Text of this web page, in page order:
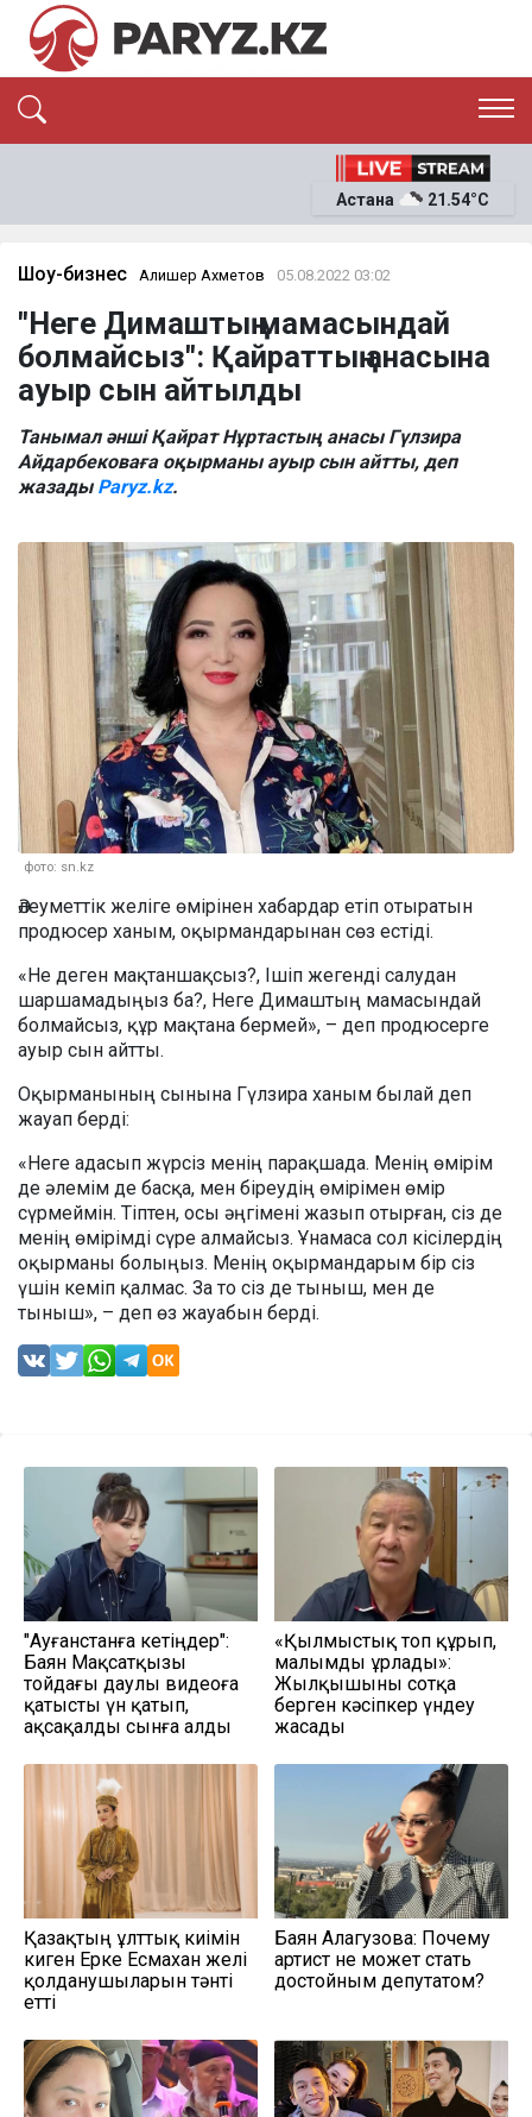
ЭКОНОМИКА
ОҚИҒА
News
Астана 21.54°C
Шоу-бизнес Алишер Ахметов 05.08.2022 03:02
"Неге Димаштың мамасындай
болмайсыз": Қайраттың анасына
ауыр сын айтылды
Танымал әнші Қайрат Нұртастың анасы Гүлзира
Айдарбековаға оқырманы ауыр сын айтты, деп
жазады Paryz.kz.
фото: sn.kz
Әлеуметтік желіге өмірінен хабардар етіп отыратын
продюсер ханым, оқырмандарынан сөз естіді.
«Не деген мақтаншақсыз?, Ішіп жегенді салудан
шаршамадыңыз ба?, Неге Димаштың мамасындай
болмайсыз, құр мақтана бермей», – деп продюсерге
ауыр сын айтты.
Оқырманының сынына Гүлзира ханым былай деп
жауап берді:
«Неге адасып жүрсіз менің парақшада. Менің өмірім
де әлемім де басқа, мен біреудің өмірімен өмір
сүрмеймін. Тіптен, осы әңгімені жазып отырған, сіз де
менің өмірімді сүре алмайсыз. Ұнамаса сол кісілердің
оқырманы болыңыз. Менің оқырмандарым бір сіз
үшін кеміп қалмас. За то сіз де тыныш, мен де
тыныш», – деп өз жауабын берді.
"Ауғанстанға кетіңдер":
Баян Мақсатқызы
тойдағы даулы видеоға
қатысты үн қатып,
ақсақалды сынға алды
«Қылмыстық топ құрып,
малымды ұрлады»:
Жылқышыны сотқа
берген кәсіпкер үндеу
жасады
Қазақтың ұлттық киімін
киген Ерке Есмахан желі
қолданушыларын тәнті
етті
Баян Алагузова: Почему
артист не может стать
достойным депутатом?